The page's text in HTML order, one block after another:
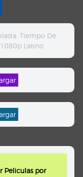
Tiempo De
Latino
Peliculas por